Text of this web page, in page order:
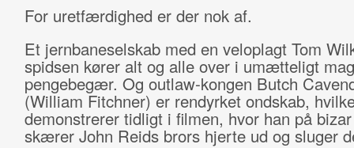
For uretfærdighed er der nok af.
Et jernbaneselskab med en veloplagt Tom
spidsen kører alt og alle over i umætteligt
pengebegær. Og outlaw-kongen Butch
(William Fitchner) er rendyrket ondskab,
demonstrerer tidligt i filmen, hvor han på
skærer John Reids brors hjerte ud og sluger